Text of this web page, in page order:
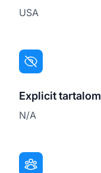
USA
Explicit tartalom
N/A